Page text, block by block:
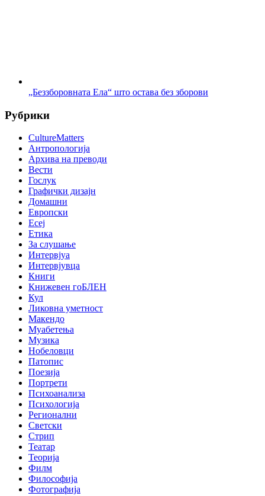
„Беззборовната Ела“ што остава без зборови
Рубрики
CultureMatters
Антропологија
Архива на преводи
Вести
Гослук
Графички дизајн
Домашни
Европски
Есеј
Етика
За слушање
Интервјуа
Интервјувца
Книги
Книжевен гоБЛЕН
Кул
Ликовна уметност
Макендо
Муабетења
Музика
Нобеловци
Патопис
Поезија
Портрети
Психоанализа
Психологија
Регионални
Светски
Стрип
Театар
Теорија
Филм
Философија
Фотографија